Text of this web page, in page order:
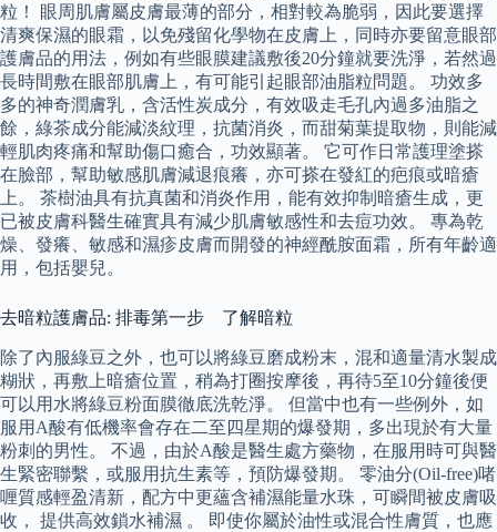
粒！ 眼周肌膚屬皮膚最薄的部分，相對較為脆弱，因此要選擇
清爽保濕的眼霜，以免殘留化學物在皮膚上，同時亦要留意眼部
護膚品的用法，例如有些眼膜建議敷後20分鐘就要洗淨，若然過
長時間敷在眼部肌膚上，有可能引起眼部油脂粒問題。 功效多
多的神奇潤膚乳，含活性炭成分，有效吸走毛孔內過多油脂之
餘，綠茶成分能減淡紋理，抗菌消炎，而甜菊葉提取物，則能減
輕肌肉疼痛和幫助傷口癒合，功效顯著。 它可作日常護理塗搽
在臉部，幫助敏感肌膚減退痕癢，亦可搽在發紅的疤痕或暗瘡
上。 茶樹油具有抗真菌和消炎作用，能有效抑制暗瘡生成，更
已被皮膚科醫生確實具有減少肌膚敏感性和去痘功效。 專為乾
燥、發癢、敏感和濕疹皮膚而開發的神經酰胺面霜，所有年齡適
用，包括嬰兒。
去暗粒護膚品: 排毒第一步 了解暗粒
除了內服綠豆之外，也可以將綠豆磨成粉末，混和適量清水製成
糊狀，再敷上暗瘡位置，稍為打圈按摩後，再待5至10分鐘後便
可以用水將綠豆粉面膜徹底洗乾淨。 但當中也有一些例外，如
服用A酸有低機率會存在二至四星期的爆發期，多出現於有大量
粉刺的男性。 不過，由於A酸是醫生處方藥物，在服用時可與醫
生緊密聯繫，或服用抗生素等，預防爆發期。 零油分(Oil-free)啫
喱質感輕盈清新，配方中更蘊含補濕能量水珠，可瞬間被皮膚吸
收， 提供高效鎖水補濕 。 即使你屬於油性或混合性膚質，也應